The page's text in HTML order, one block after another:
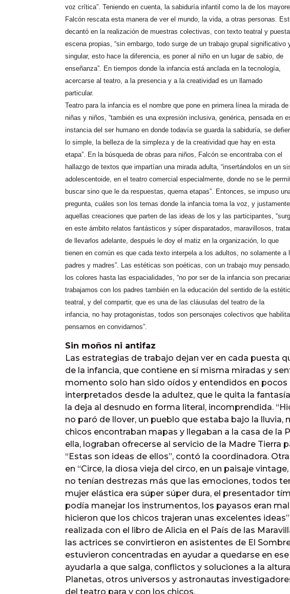
voz crítica”. Teniendo en cuenta, la sabiduría infantil como la de los
Falcón rescata esta manera de ver el mundo, la vida, a otras personas.
decantó en la realización de muestras colectivas, con texto teatral y
escena propias, “sin embargo, todo surge de un trabajo grupal significativo
singular, esto hace la diferencia, es poner al niño en un lugar de sabio, de
enseñanza”. En tiempos donde la infancia está anclada en la tecnología,
acercarse al teatro, a la presencia y a la creatividad es un llamado
particular.
Teatro para la infancia es el nombre que pone en primera línea la mirada de
niñas y niños, “también es una expresión inclusiva, genérica, pensada en
instancia del ser humano en donde todavía se guarda la sabiduría, se
lo simple, la belleza de la simpleza y de la creatividad que hay en esta
etapa”. En la búsqueda de obras para niños, Falcón se encontraba con el
hallazgo de textos que impartían una mirada adulta, “insertándolos en un
adolescentoide, en el teatro comercial especialmente, donde no se le
buscar sino que le da respuestas, quema etapas”. Entonces, se impuso
pregunta, cuáles son los temas donde la infancia toma la voz, y
aquellas creaciones que parten de las ideas de los y las participantes,
en este ámbito relatos fantásticos y súper disparatados, maravillosos,
de llevarlos adelante, después le doy el matiz en la organización, lo que
tienen en común es que cada texto interpela a los adultos, no solamente a
padres y madres”. Las estéticas son poéticas, con un trabajo muy
los colores hasta las espacialidades, “no por ser de la infancia son
trabajamos con los padres también en la educación del sentido de la
teatral, y del compartir, que es una de las cláusulas del teatro de la
infancia, no hay protagonistas, todos son personajes colectivos que habilita
pensarnos en convidarnos”.
Sin moños ni antifaz
Las estrategias de trabajo dejan ver en cada puesta
de la infancia, que contiene en sí misma miradas y
momento solo han sido oídos y entendidos en pocos
interpretados desde la adultez, que le quita la
la deja al desnudo en forma literal, incomprendida.
no paró de llover, un pueblo que estaba bajo la lluvia,
chicos encontraban mapas y llegaban a la casa de la
ella, lograban ofrecerse al servicio de la Madre Tierra
“Estas son ideas de ellos”, contó la coordinadora.
en “Circe, la diosa vieja del circo, en un paisaje
no tenían destrezas más que las emociones, todos
mujer elástica era súper súper dura, el presentador
podía manejar los instrumentos, los payasos eran
hicieron que los chicos trajeran unas excelentes
realizada con el libro de Alicia en el País de las
las actrices se convirtieron en asistentes de El
estuvieron concentradas en ayudar a quedarse en
ayudarla a que salga, conflictos y soluciones a la
Planetas, otros universos y astronautas
del teatro para y con los chicos.